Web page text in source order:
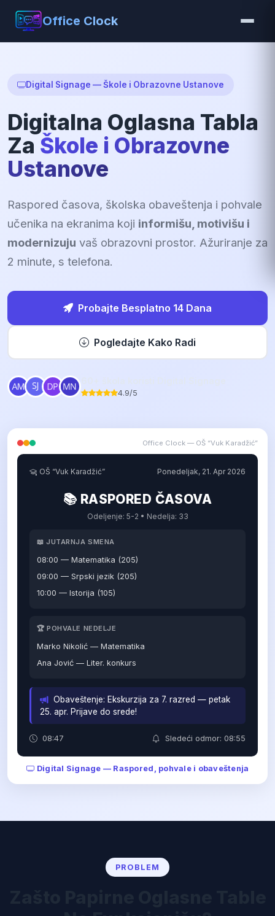
Office Clock
Digital Signage — Škole i Obrazovne Ustanove
Digitalna Oglasna Tabla
Za Škole i Obrazovne
Ustanove
Raspored časova, školska obaveštenja i pohvale
učenika na ekranima koji informišu, motivišu i
modernizuju vaš obrazovni prostor. Ažuriranje za
2 minute, s telefona.
Probajte Besplatno 14 Dana
Pogledajte Kako Radi
4.9/5
Office Clock — OŠ “Vuk Karadžić”
OŠ “Vuk Karadžić” Ponedeljak, 21. Apr 2026
📚 RASPORED ČASOVA
Odeljenje: 5-2 • Nedelja: 33
📖 JUTARNJA SMENA
08:00 — Matematika (205)
09:00 — Srpski jezik (205)
10:00 — Istorija (105)
🏆 POHVALE NEDELJE
Marko Nikolić — Matematika
Ana Jović — Liter. konkurs
Obaveštenje: Ekskurzija za 7. razred — petak
25. apr. Prijave do srede!
08:47 Sledeći odmor: 08:55
Digital Signage — Raspored, pohvale i obaveštenja
PROBLEM